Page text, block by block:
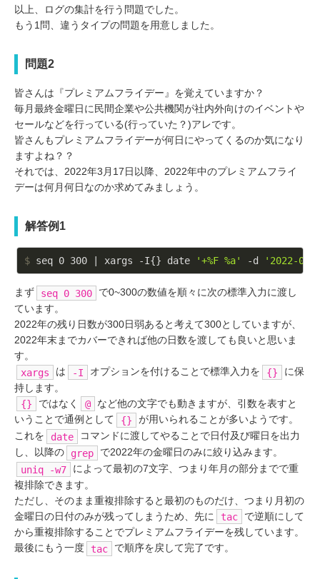
以上、ログの集計を行う問題でした。
もう1問、違うタイプの問題を用意しました。
問題2
皆さんは『プレミアムフライデー』を覚えていますか？
毎月最終金曜日に民間企業や公共機関が社内外向けのイベントや
セールなどを行っている(行っていた？)アレです。
皆さんもプレミアムフライデーが何日にやってくるのか気になり
ますよね？？
それでは、2022年3月17日以降、2022年中のプレミアムフライ
デーは何月何日なのか求めてみましょう。
解答例1
$ seq 0 300 | xargs -I{} date '+%F %a' -d '2022-
まず seq 0 300
で0~300の数値を順々に次の標準入力に渡し
ています。
2022年の残り日数が300日弱あると考えて300としていますが、
2022年末までカバーできれば他の日数を渡しても良いと思いま
す。
xargs
は -I オプションを付けることで標準入力を {}
に保
持します。
{}
ではなく @
など他の文字でも動きますが、引数を表すと
いうことで通例として
{}
が用いられることが多いようです。
これを
date
コマンドに渡してやることで日付及び曜日を出力
し、以降の
grep
で2022年の金曜日のみに絞り込みます。
uniq -w7
によって最初の7文字、つまり年月の部分までで重
複排除できます。
ただし、そのまま重複排除すると最初のものだけ、つまり月初の
金曜日の日付のみが残ってしまうため、先に
tac
で逆順にして
から重複排除することでプレミアムフライデーを残しています。
最後にもう一度 tac で順序を戻して完了です。